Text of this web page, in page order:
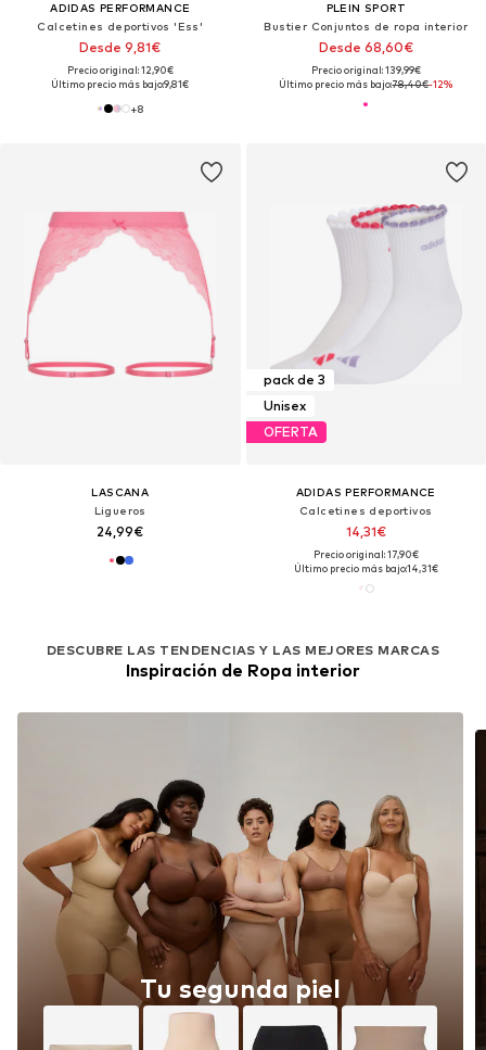
ADIDAS PERFORMANCE
Calcetines deportivos 'Ess'
Desde 9,81€
Precio original: 12,90€
Último precio más bajo:9,81€
+8
PLEIN SPORT
Bustier Conjuntos de ropa interior
Desde 68,60€
Precio original: 139,99€
Último precio más bajo:78,40€-12%
LASCANA
Ligueros
24,99€
pack de 3
Unisex
OFERTA
ADIDAS PERFORMANCE
Calcetines deportivos
14,31€
Precio original: 17,90€
Último precio más bajo:14,31€
DESCUBRE LAS TENDENCIAS Y LAS MEJORES MARCAS
Inspiración de Ropa interior
Tu segunda piel